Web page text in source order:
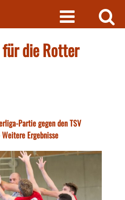
die Rotter
Partie gegen den TSV
Ergebnisse